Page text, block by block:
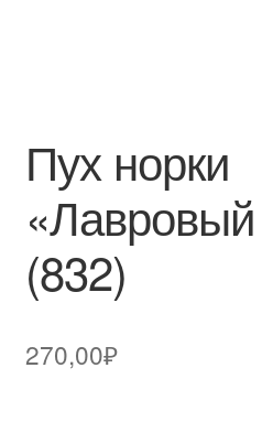
Пух норки
(832)
270,00₽